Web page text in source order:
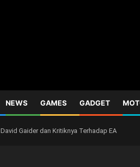
NEWS GAMES GADGET
David Gaider dan Kritiknya Terhadap EA